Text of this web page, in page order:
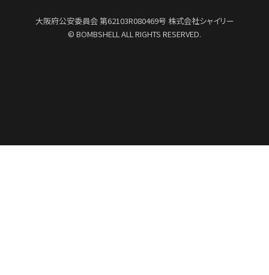
大阪府公安委員会第62103R080469号 株式会社シャイリー
© BOMBSHELL ALL RIGHTS RESERVED.